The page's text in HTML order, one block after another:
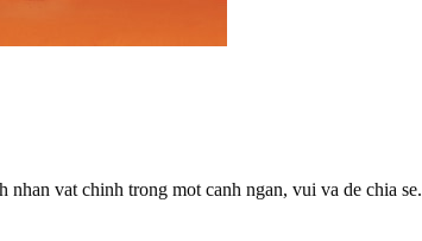
nhan vat chinh trong mot canh ngan, vui va de chia se.